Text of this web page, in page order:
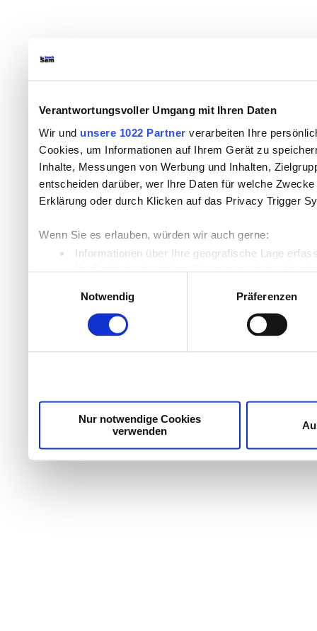
Verantwortungsvoller Umgang mit Ihren Daten
Wir und unsere 1022 Partner verarbeiten Ihre
Cookies, um Informationen auf Ihrem Gerät zu
Inhalte, Messungen von Werbung und Inhalten,
entscheiden darüber, wer Ihre Daten für welche
Erklärung oder durch Klicken auf das Privacy Trigger
Wenn Sie es erlauben, würden wir auch gerne:
Informationen über Ihre geografische Lage
Ihr Gerät durch aktives Scannen nach
Wir verwenden Cookies, um Inhalte und Anzeigen zu
die Zugriffe auf unsere Website zu analysieren.
Dienste gesammelt haben.
Notwendig
Präferenzen
Nur notwendige Cookies
verwenden